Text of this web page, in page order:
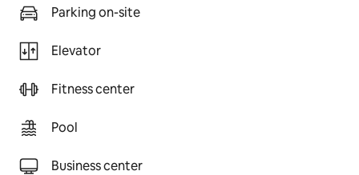
Parking on-site
Elevator
Fitness center
Pool
Business center